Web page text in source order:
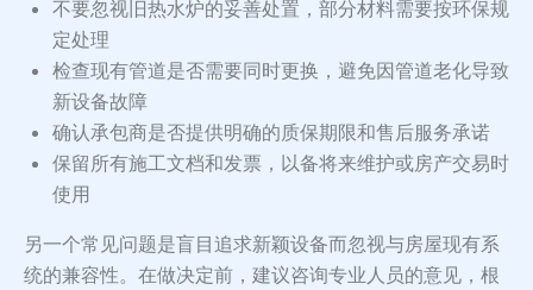
不要忽视旧热水炉的妥善处置，部分材料需要按环保规
定处理
检查现有管道是否需要同时更换，避免因管道老化导致
新设备故障
确认承包商是否提供明确的质保期限和售后服务承诺
保留所有施工文档和发票，以备将来维护或房产交易时
使用
另一个常见问题是盲目追求新颖设备而忽视与房屋现有系
统的兼容性。在做决定前，建议咨询专业人员的意见，根